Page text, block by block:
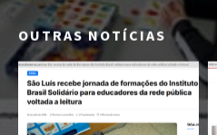
OUTRAS NOTÍCIAS